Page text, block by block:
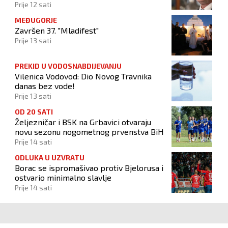
ne
Prije 12 sati
MEĐUGORJE
Završen 37. "Mladifest"
Prije 13 sati
PREKID U VODOSNABDIJEVANJU
Vilenica Vodovod: Dio Novog Travnika
danas bez vode!
Prije 13 sati
OD 20 SATI
Željezničar i BSK na Grbavici otvaraju
novu sezonu nogometnog prvenstva BiH
Prije 14 sati
ODLUKA U UZVRATU
Borac se ispromašivao protiv Bjelorusa i
ostvario minimalno slavlje
Prije 14 sati